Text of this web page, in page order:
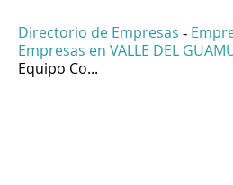
Directorio de Empresas -
Empresas en VALLE DEL
Equipo Co...